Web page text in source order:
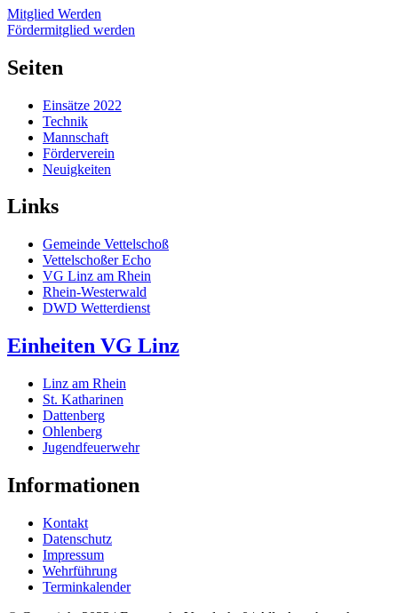
Mitglied Werden
Fördermitglied werden
Seiten
Einsätze 2022
Technik
Mannschaft
Förderverein
Neuigkeiten
Links
Gemeinde Vettelschoß
Vettelschoßer Echo
VG Linz am Rhein
Rhein-Westerwald
DWD Wetterdienst
Einheiten VG Linz
Linz am Rhein
St. Katharinen
Dattenberg
Ohlenberg
Jugendfeuerwehr
Informationen
Kontakt
Datenschutz
Impressum
Wehrführung
Terminkalender